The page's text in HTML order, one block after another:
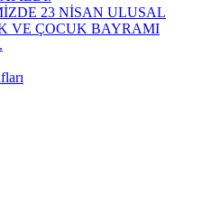
23 NİSAN ULUSAL
VE ÇOCUK BAYRAMI